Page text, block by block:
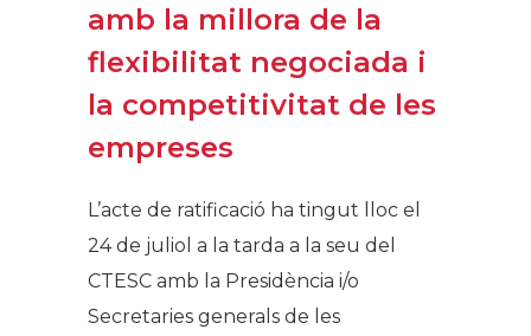
amb la millora de la
flexibilitat negociada i
la competitivitat de les
empreses
L’acte de ratificació ha tingut lloc el
24 de juliol a la tarda a la seu del
CTESC amb la Presidència i/o
Secretaries generals de les